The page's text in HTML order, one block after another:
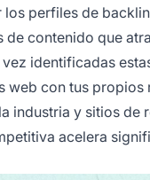
perfiles de
contenido que
identificadas
con tus propios
y sitios de
acelera